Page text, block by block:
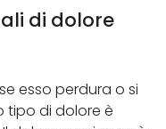
di dolore
esso perdura o si
tipo di dolore è